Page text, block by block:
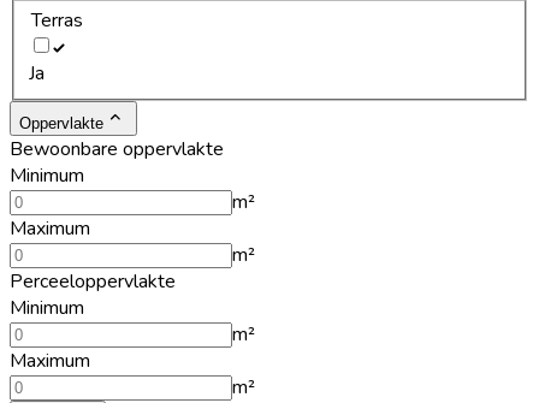
Terras
Ja
Oppervlakte
Bewoonbare oppervlakte
Minimum
m²
Maximum
m²
Perceeloppervlakte
Minimum
m²
Maximum
m²